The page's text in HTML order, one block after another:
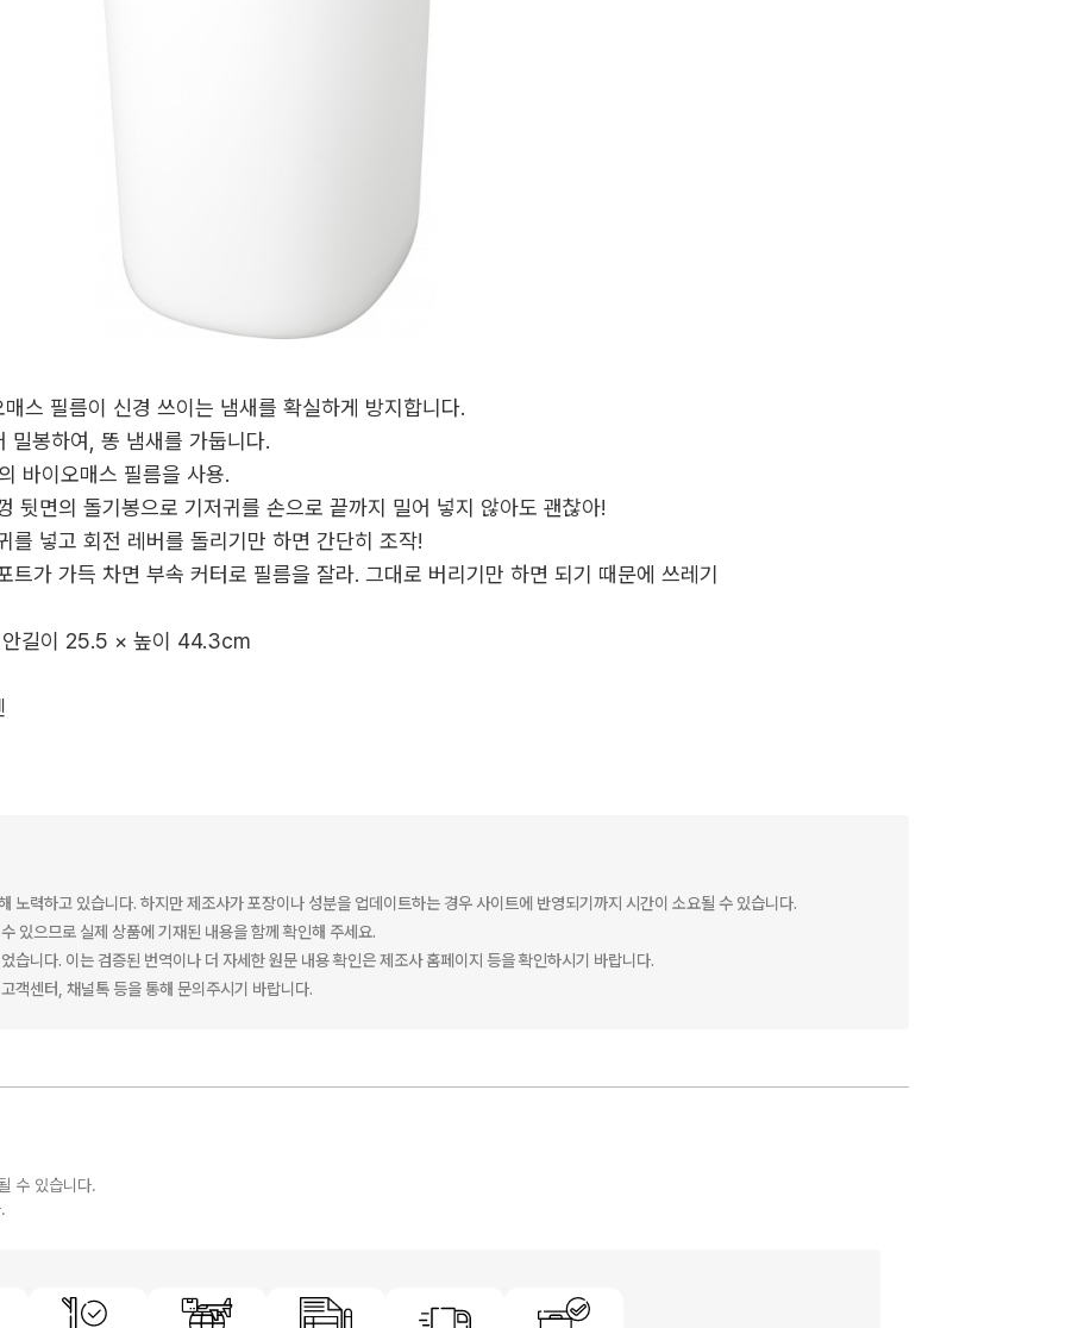
스 필름이 신경 쓰이는 냄새를 확실하게 방지합니다.
밀봉하여, 똥 냄새를 가둡니다.
바이오매스 필름을 사용.
뒷면의 돌기봉으로 기저귀를 손으로 끝까지 밀어 넣지 않아도 괜찮아!
를 넣고 회전 레버를 돌리기만 하면 간단히 조작!
트가 가득 차면 부속 커터로 필름을 잘라. 그대로 버리기만 하면 되기 때문에 쓰레기
길이 25.5 × 높이 44.3cm
노력하고 있습니다. 하지만 제조사가 포장이나 성분을 업데이트하는 경우 사이트에 반영되기까지 시간이 소요될 수 있습니다.
있으므로 실제 상품에 기재된 내용을 함께 확인해 주세요.
습니다. 이는 검증된 번역이나 더 자세한 원문 내용 확인은 제조사 홈페이지 등을 확인하시기 바랍니다.
객센터, 채널톡 등을 통해 문의주시기 바랍니다.
수 있습니다.